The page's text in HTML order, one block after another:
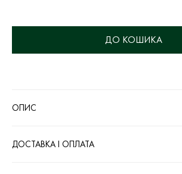
ДО КОШИКА
ОПИС
ДОСТАВКА І ОПЛАТА